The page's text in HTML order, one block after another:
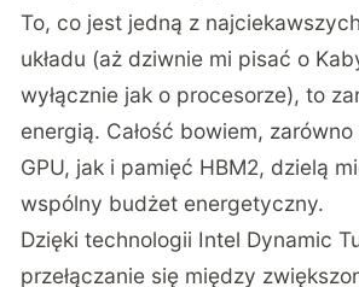
To, co jest jedną z
układu (aż dziwnie mi pisać o
wyłącznie jak o procesorze), to
energią. Całość bowiem,
GPU, jak i pamięć HBM2, dzielą
wspólny budżet energetyczny.
Dzięki technologii Intel Dynamic
przełączanie się między